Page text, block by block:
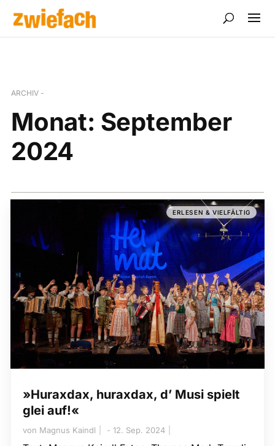
ARCHIV -
Monat: September
2024
ERLESEN & VIELFÄLTIG
»Huraxdax, huraxdax, d’ Musi spielt
glei auf!«
von Magnus Kaindl 12. Sep. 2024